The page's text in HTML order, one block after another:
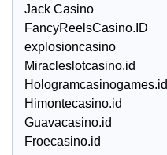
Jack Casino
FancyReelsCasino.ID
explosioncasino
Miracleslotcasino.id
Hologramcasinogames.id
Himontecasino.id
Guavacasino.id
Froecasino.id